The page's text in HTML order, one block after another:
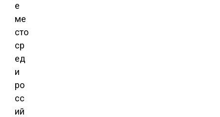
е
ме
сто
ср
ед
и
ро
сс
ий